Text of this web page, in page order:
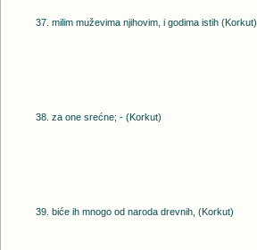
37. milim muževima njihovim, i godima istih (Korkut)
38. za one srećne; - (Korkut)
39. biće ih mnogo od naroda drevnih, (Korkut)